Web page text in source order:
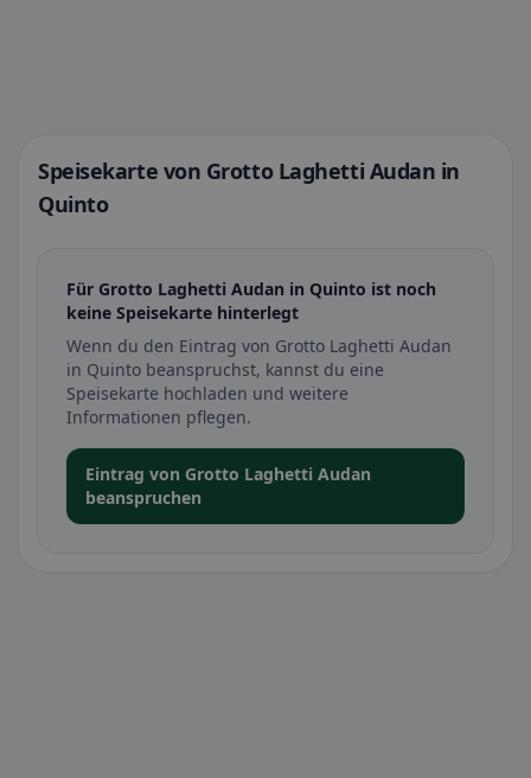
Speisekarte von Grotto Laghetti Audan in
Quinto
Für Grotto Laghetti Audan in Quinto ist noch
keine Speisekarte hinterlegt
Wenn du den Eintrag von Grotto Laghetti Audan
in Quinto beanspruchst, kannst du eine
Speisekarte hochladen und weitere
Informationen pflegen.
Eintrag von Grotto Laghetti Audan
beanspruchen